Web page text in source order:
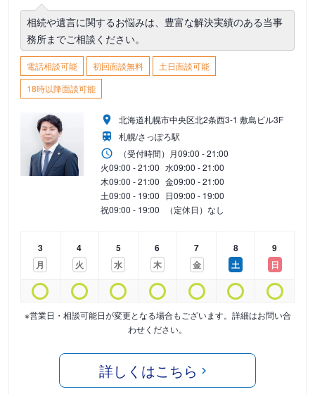
相続や遺言に関するお悩みは、豊富な解決実績のある当事
務所までご相談ください。
電話相談可能 初回面談無料
土日面談可能
18時以降面談可能
北海道札幌市中央区北2条西3-1 敷島ビル3F
札幌/さっぽろ駅
（受付時間） 月09:00 - 21:00
火09:00 - 21:00 水09:00 - 21:00
木09:00 - 21:00 金09:00 - 21:00
土09:00 - 19:00 日09:00 - 19:00
祝09:00 - 19:00 （定休日）なし
3
月
4
火
5
水
6
木
7
金
8
土
9
日
※営業日・相談可能日が変更となる場合もございます。詳細はお問い合
わせください。
詳しくはこちら